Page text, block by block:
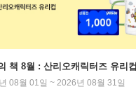
책 8월 : 산리오캐릭터즈 유리컵
08월 01일 ~ 2026년 08월 31일